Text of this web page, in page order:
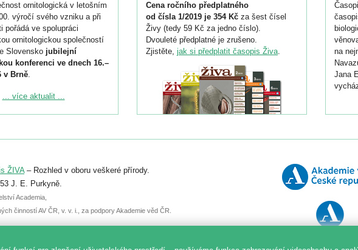
ornitologická v letošním
výročí svého vzniku a při
pořádá ve spolupráci
ornitologickou společností
Slovensko jubilejní
konferenci ve dnech 16.–
v Brně.
informace ke konferenci
můžete do 6. září.
přednášky nebo
30. června.
... více aktualit ...
Cena ročního předplatného
od čísla 1/2019 je 354 Kč za šest čísel
Živy (tedy 59 Kč za jedno číslo).
Dvouleté předplatné je zrušeno.
Zjistěte, jak si předplatit časopis Živa.
na
Jana
ŽIVA– Rozhled v oboru veškeré přírody.
J. E. Purkyně.
Academia,
činností AV ČR, v. v. i., za podpory Akademie věd ČR.